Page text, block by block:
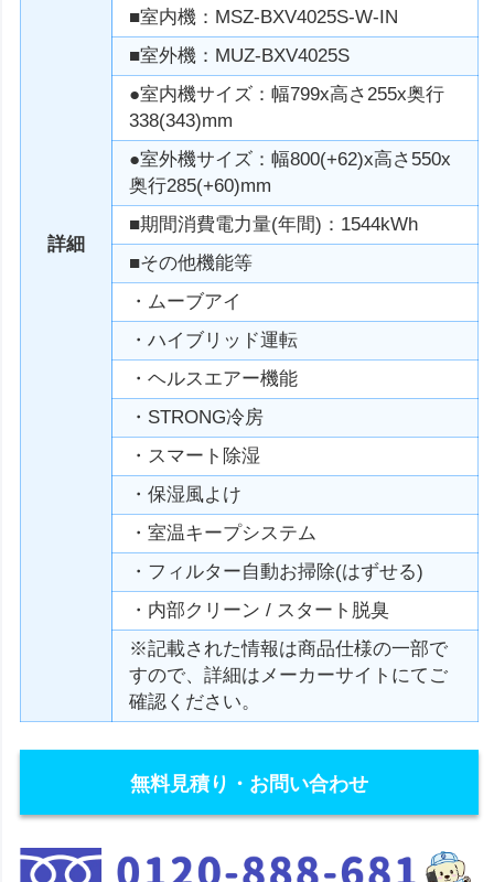
詳細
■室内機：MSZ-BXV4025S-W-IN
■室外機：MUZ-BXV4025S
●室内機サイズ：幅799x高さ255x奥行
338(343)mm
●室外機サイズ：幅800(+62)x高さ550x
奥行285(+60)mm
■期間消費電力量(年間)：1544kWh
■その他機能等
・ムーブアイ
・ハイブリッド運転
・ヘルスエアー機能
・STRONG冷房
・スマート除湿
・保湿風よけ
・室温キープシステム
・フィルター自動お掃除(はずせる)
・内部クリーン / スタート脱臭
※記載された情報は商品仕様の一部で
すので、詳細はメーカーサイトにてご
確認ください。
無料見積り・お問い合わせ